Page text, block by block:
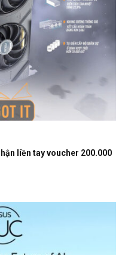
liền tay voucher 200.000